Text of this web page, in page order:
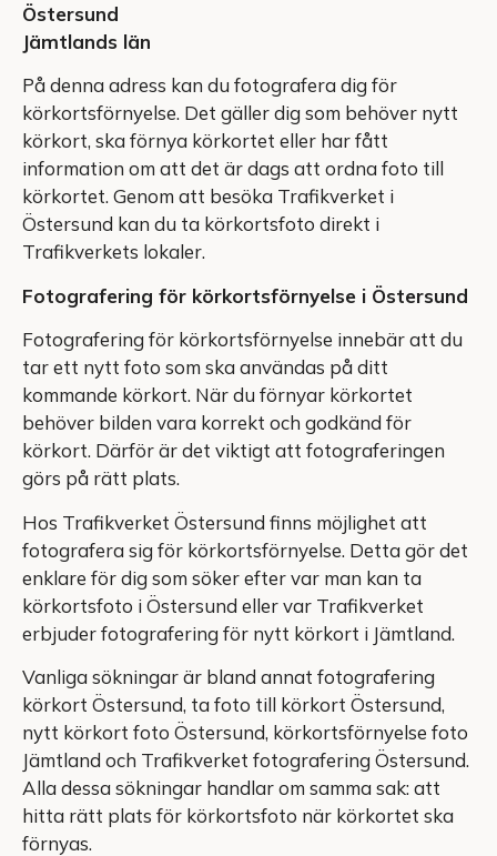
Östersund
Jämtlands län
På denna adress kan du fotografera dig för
körkortsförnyelse. Det gäller dig som behöver nytt
körkort, ska förnya körkortet eller har fått
information om att det är dags att ordna foto till
körkortet. Genom att besöka Trafikverket i
Östersund kan du ta körkortsfoto direkt i
Trafikverkets lokaler.
Fotografering för körkortsförnyelse i Östersund
Fotografering för körkortsförnyelse innebär att du
tar ett nytt foto som ska användas på ditt
kommande körkort. När du förnyar körkortet
behöver bilden vara korrekt och godkänd för
körkort. Därför är det viktigt att fotograferingen
görs på rätt plats.
Hos Trafikverket Östersund finns möjlighet att
fotografera sig för körkortsförnyelse. Detta gör det
enklare för dig som söker efter var man kan ta
körkortsfoto i Östersund eller var Trafikverket
erbjuder fotografering för nytt körkort i Jämtland.
Vanliga sökningar är bland annat fotografering
körkort Östersund, ta foto till körkort Östersund,
nytt körkort foto Östersund, körkortsförnyelse foto
Jämtland och Trafikverket fotografering Östersund.
Alla dessa sökningar handlar om samma sak: att
hitta rätt plats för körkortsfoto när körkortet ska
förnyas.